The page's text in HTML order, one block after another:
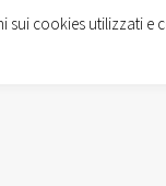
cookies utilizzati e